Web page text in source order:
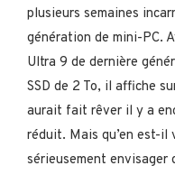
plusieurs semaines
génération de mini-PC.
Ultra 9 de dernière
SSD de 2 To, il affiche
aurait fait rêver il y a
réduit. Mais qu’en est-il
sérieusement envisager